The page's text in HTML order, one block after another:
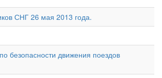
СНГ 26 мая 2013 года.
безопасности движения поездов